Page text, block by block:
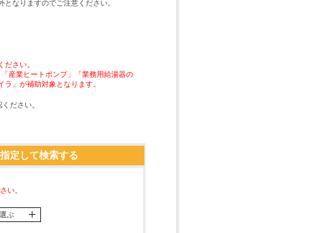
なりますのでご注意ください。
さい。
産業ヒートポンプ」「業務用給湯器の
」が補助対象となります。
ださい。
定して検索する
い。
ぶ